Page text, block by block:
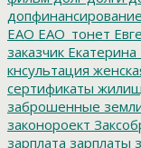
допфинансирование
ЕАО ЕАО_тонет
заказчик
кнсультация
сертификаты
заброшенные
законороект
зарплата зарплаты